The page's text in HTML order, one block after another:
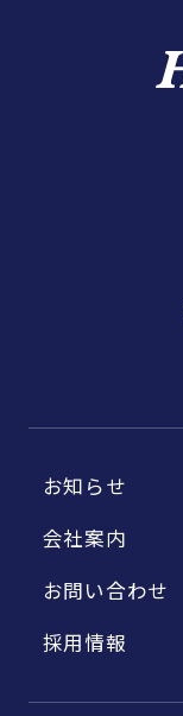
お知らせ
会社案内
お問い合わせ
採用情報